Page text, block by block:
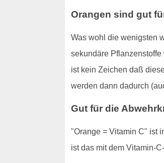
Orangen sind gut
Was wohl die wenigsten
sekundäre
ist kein Zeichen daß
werden dann dadurch
Gut für die
"Orange = Vitamin C" ist
ist das mit dem Vitamin-